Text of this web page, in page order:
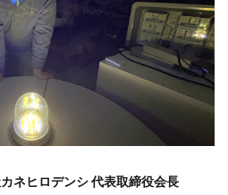
カネヒロデンシ 代表取締役会長